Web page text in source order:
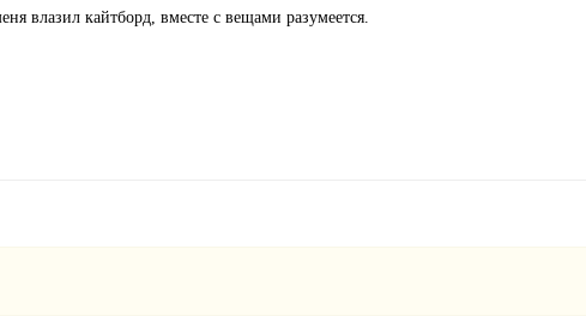
влазил кайтборд, вместе с вещами разумеется.